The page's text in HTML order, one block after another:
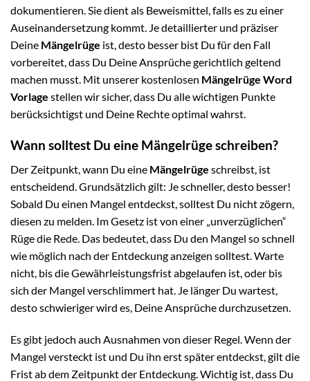
dokumentieren. Sie dient als Beweismittel, falls es zu einer
Auseinandersetzung kommt. Je detaillierter und präziser
Deine Mängelrüge ist, desto besser bist Du für den Fall
vorbereitet, dass Du Deine Ansprüche gerichtlich geltend
machen musst. Mit unserer kostenlosen Mängelrüge Word
Vorlage stellen wir sicher, dass Du alle wichtigen Punkte
berücksichtigst und Deine Rechte optimal wahrst.
Wann solltest Du eine Mängelrüge schreiben?
Der Zeitpunkt, wann Du eine Mängelrüge schreibst, ist
entscheidend. Grundsätzlich gilt: Je schneller, desto besser!
Sobald Du einen Mangel entdeckst, solltest Du nicht zögern,
diesen zu melden. Im Gesetz ist von einer „unverzüglichen“
Rüge die Rede. Das bedeutet, dass Du den Mangel so schnell
wie möglich nach der Entdeckung anzeigen solltest. Warte
nicht, bis die Gewährleistungsfrist abgelaufen ist, oder bis
sich der Mangel verschlimmert hat. Je länger Du wartest,
desto schwieriger wird es, Deine Ansprüche durchzusetzen.
Es gibt jedoch auch Ausnahmen von dieser Regel. Wenn der
Mangel versteckt ist und Du ihn erst später entdeckst, gilt die
Frist ab dem Zeitpunkt der Entdeckung. Wichtig ist, dass Du